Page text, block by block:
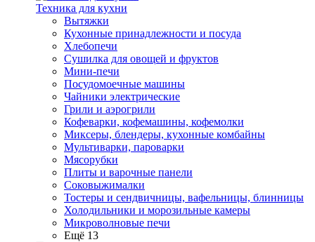
Техника для кухни
Вытяжки
Кухонные принадлежности и посуда
Хлебопечи
Сушилка для овощей и фруктов
Мини-печи
Посудомоечные машины
Чайники электрические
Грили и аэрогрили
Кофеварки, кофемашины, кофемолки
Миксеры, блендеры, кухонные комбайны
Мультиварки, пароварки
Мясорубки
Плиты и варочные панели
Соковыжималки
Тостеры и сендвичницы, вафельницы, блинницы
Холодильники и морозильные камеры
Микроволновые печи
Ещё 13